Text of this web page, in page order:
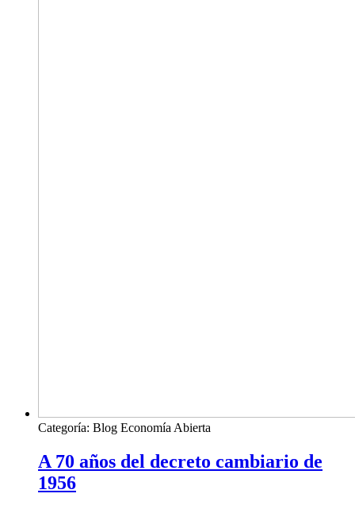
Categoría: Blog Economía Abierta
A 70 años del decreto cambiario de
1956